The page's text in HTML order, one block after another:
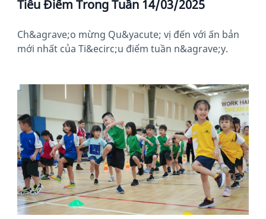
Tiêu Điểm Trong Tuần 14/03/2025
Ch&agrave;o mừng Qu&yacute; vị đến với ấn bản
mới nhất của Ti&ecirc;u điểm tuần n&agrave;y.
News image